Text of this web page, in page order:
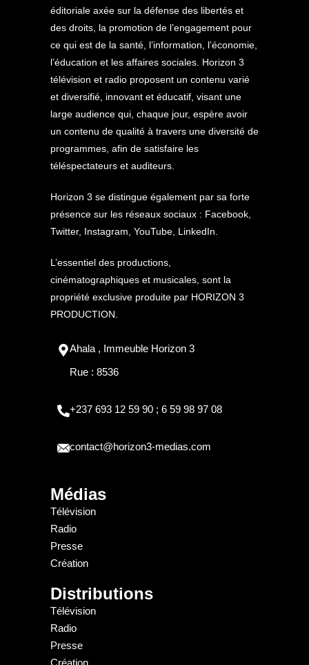
éditoriale axée sur la défense des libertés et
des droits, la promotion de l’engagement pour
ce qui est de la santé, l’information, l’économie,
l’éducation et les affaires sociales. Horizon 3
télévision et radio proposent un contenu varié
et diversifié, innovant et éducatif, visant une
large audience qui, chaque jour, espère avoir
un contenu de qualité à travers une diversité de
programmes, afin de satisfaire les
téléspectateurs et auditeurs.
Horizon 3 se distingue également par sa forte
présence sur les réseaux sociaux : Facebook,
Twitter, Instagram, YouTube, LinkedIn.
L’essentiel des productions,
cinématographiques et musicales, sont la
propriété exclusive produite par HORIZON 3
PRODUCTION.
Ahala , Immeuble Horizon 3
Rue : 8536
+237 693 12 59 90 ; 6 59 98 97 08
contact@horizon3-medias.com
Médias
Télévision
Radio
Presse
Création
Distributions
Télévision
Radio
Presse